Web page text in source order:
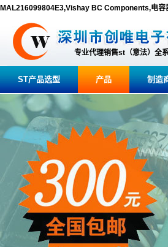
MAL216099804E3,Vishay BC Components,电容
专业代理销售st（意法）全
ST产品选型 产品 制造